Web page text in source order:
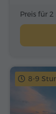
Preis für 2
8-9